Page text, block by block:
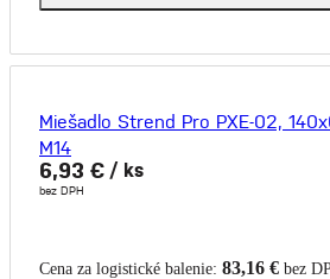
Miešadlo Strend Pro PXE-02,
M14
6,93 € / ks
bez DPH
Cena za logistické balenie: 83,16 € bez